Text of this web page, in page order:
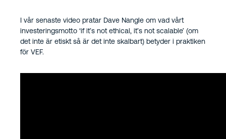
I vår senaste video pratar Dave Nangle om vad vårt
investeringsmotto ‘if it’s not ethical, it’s not scalable’ (om
det inte är etiskt så är det inte skalbart) betyder i praktiken
för VEF.